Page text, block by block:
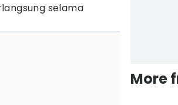
selama
More